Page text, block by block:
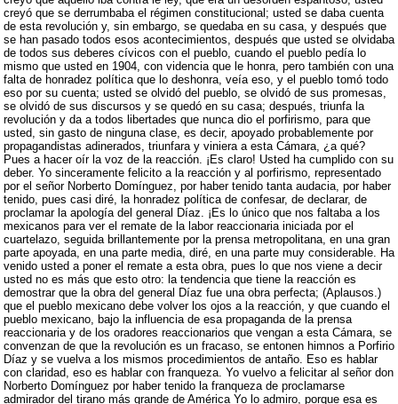
creyó que se derrumbaba el régimen constitucional; usted se daba cuenta
de esta revolución y, sin embargo, se quedaba en su casa, y después que
se han pasado todos esos acontecimientos, después que usted se olvidaba
de todos sus deberes cívicos con el pueblo, cuando el pueblo pedía lo
mismo que usted en 1904, con videncia que le honra, pero también con una
falta de honradez política que lo deshonra, veía eso, y el pueblo tomó todo
eso por su cuenta; usted se olvidó del pueblo, se olvidó de sus promesas,
se olvidó de sus discursos y se quedó en su casa; después, triunfa la
revolución y da a todos libertades que nunca dio el porfirismo, para que
usted, sin gasto de ninguna clase, es decir, apoyado probablemente por
propagandistas adinerados, triunfara y viniera a esta Cámara, ¿a qué?
Pues a hacer oír la voz de la reacción. ¡Es claro! Usted ha cumplido con su
deber. Yo sinceramente felicito a la reacción y al porfirismo, representado
por el señor Norberto Domínguez, por haber tenido tanta audacia, por haber
tenido, pues casi diré, la honradez política de confesar, de declarar, de
proclamar la apología del general Díaz. ¡Es lo único que nos faltaba a los
mexicanos para ver el remate de la labor reaccionaria iniciada por el
cuartelazo, seguida brillantemente por la prensa metropolitana, en una gran
parte apoyada, en una parte media, diré, en una parte muy considerable. Ha
venido usted a poner el remate a esta obra, pues lo que nos viene a decir
usted no es más que esto otro: la tendencia que tiene la reacción es
demostrar que la obra del general Díaz fue una obra perfecta; (Aplausos.)
que el pueblo mexicano debe volver los ojos a la reacción, y que cuando el
pueblo mexicano, bajo la influencia de esa propaganda de la prensa
reaccionaria y de los oradores reaccionarios que vengan a esta Cámara, se
convenzan de que la revolución es un fracaso, se entonen himnos a Porfirio
Díaz y se vuelva a los mismos procedimientos de antaño. Eso es hablar
con claridad, eso es hablar con franqueza. Yo vuelvo a felicitar al señor don
Norberto Domínguez por haber tenido la franqueza de proclamarse
admirador del tirano más grande de América Yo lo admiro, porque esa es